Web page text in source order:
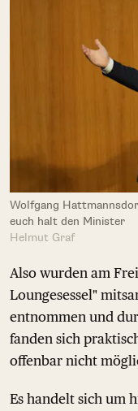
Wolfgang
euch halt den Minister
Helmut Graf
Also wurden am
Loungesessel"
entnommen und
fanden sich
offenbar nicht
Es handelt sich um